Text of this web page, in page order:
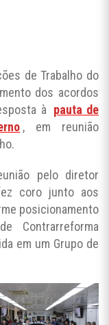
de Trabalho do
dos acordos
à pauta de
, em reunião
pelo diretor
coro junto aos
posicionamento
Contrarreforma
em um Grupo de